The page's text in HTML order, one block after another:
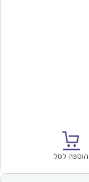
הוספה לסל